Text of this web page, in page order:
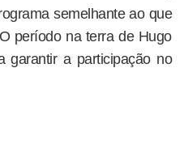
semelhante ao que
período na terra de Hugo
garantir a participação no